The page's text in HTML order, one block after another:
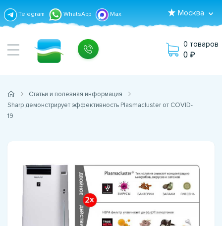
Telegram WhatsApp Max Москва
0 товаров
0
Статьи и полезная информация
Sharp демонстрирует эффективность Plasmacluster от COVID-
19